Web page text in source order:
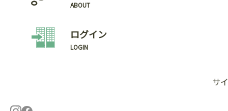
ABOUT
ログイン
LOGIN
サ